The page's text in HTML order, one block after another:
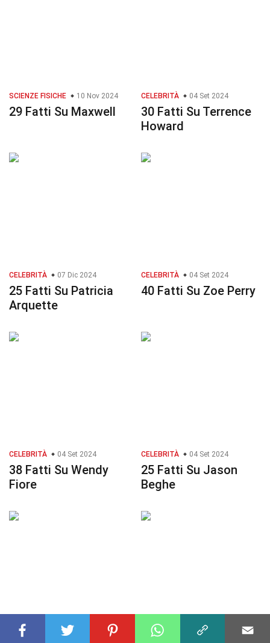
SCIENZE FISICHE 10 Nov 2024
29 Fatti Su Maxwell
CELEBRITÀ 04 Set 2024
30 Fatti Su Terrence
Howard
CELEBRITÀ 07 Dic 2024
25 Fatti Su Patricia
Arquette
CELEBRITÀ 04 Set 2024
40 Fatti Su Zoe Perry
CELEBRITÀ 04 Set 2024
38 Fatti Su Wendy
Fiore
CELEBRITÀ 04 Set 2024
25 Fatti Su Jason
Beghe
SPORT 04 Set 2024 CELEBRITÀ 30 Ott 2024